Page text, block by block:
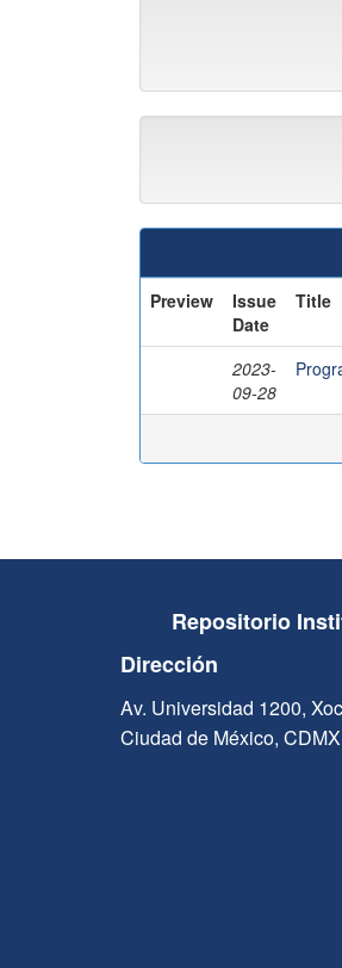
Preview
Issue
Date
Title
2023-
09-28
Repositorio
Dirección
Av. Universidad 1200,
Ciudad de México,